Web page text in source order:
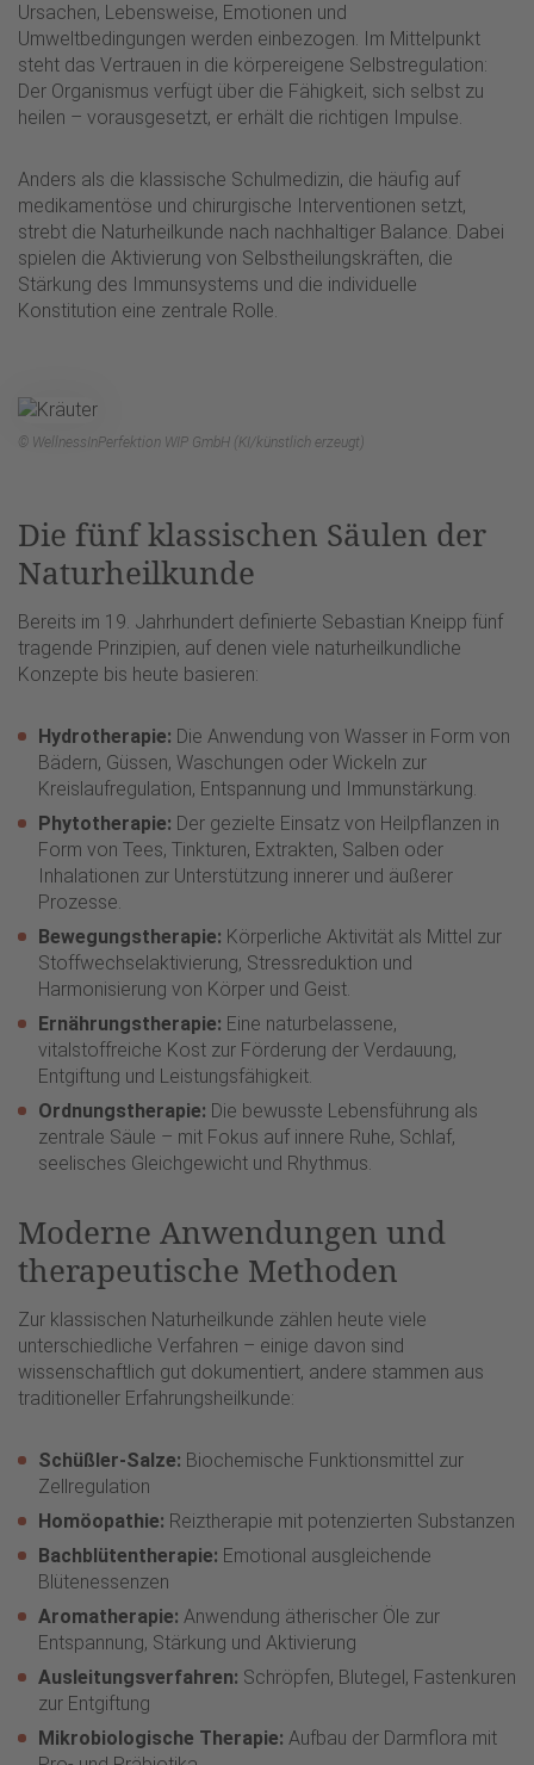
Ursachen, Lebensweise, Emotionen und
Umweltbedingungen werden einbezogen. Im Mittelpunkt
steht das Vertrauen in die körpereigene Selbstregulation:
Der Organismus verfügt über die Fähigkeit, sich selbst zu
heilen – vorausgesetzt, er erhält die richtigen Impulse.
Anders als die klassische Schulmedizin, die häufig auf
medikamentöse und chirurgische Interventionen setzt,
strebt die Naturheilkunde nach nachhaltiger Balance. Dabei
spielen die Aktivierung von Selbstheilungskräften, die
Stärkung des Immunsystems und die individuelle
Konstitution eine zentrale Rolle.
© WellnessInPerfektion WIP GmbH (KI/künstlich erzeugt)
Die fünf klassischen Säulen der
Naturheilkunde
Bereits im 19. Jahrhundert definierte Sebastian Kneipp fünf
tragende Prinzipien, auf denen viele naturheilkundliche
Konzepte bis heute basieren:
Hydrotherapie: Die Anwendung von Wasser in Form von
Bädern, Güssen, Waschungen oder Wickeln zur
Kreislaufregulation, Entspannung und Immunstärkung.
Phytotherapie: Der gezielte Einsatz von Heilpflanzen in
Form von Tees, Tinkturen, Extrakten, Salben oder
Inhalationen zur Unterstützung innerer und äußerer
Prozesse.
Bewegungstherapie: Körperliche Aktivität als Mittel zur
Stoffwechselaktivierung, Stressreduktion und
Harmonisierung von Körper und Geist.
Ernährungstherapie: Eine naturbelassene,
vitalstoffreiche Kost zur Förderung der Verdauung,
Entgiftung und Leistungsfähigkeit.
Ordnungstherapie: Die bewusste Lebensführung als
zentrale Säule – mit Fokus auf innere Ruhe, Schlaf,
seelisches Gleichgewicht und Rhythmus.
Moderne Anwendungen und
therapeutische Methoden
Zur klassischen Naturheilkunde zählen heute viele
unterschiedliche Verfahren – einige davon sind
wissenschaftlich gut dokumentiert, andere stammen aus
traditioneller Erfahrungsheilkunde:
Schüßler-Salze: Biochemische Funktionsmittel zur
Zellregulation
Homöopathie: Reiztherapie mit potenzierten Substanzen
Bachblütentherapie: Emotional ausgleichende
Blütenessenzen
Aromatherapie: Anwendung ätherischer Öle zur
Entspannung, Stärkung und Aktivierung
Ausleitungsverfahren: Schröpfen, Blutegel, Fastenkuren
zur Entgiftung
Mikrobiologische Therapie: Aufbau der Darmflora mit